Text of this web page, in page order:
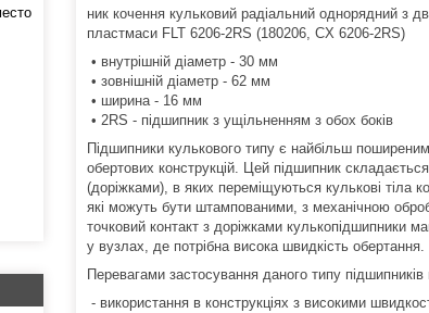
ник кочення кульковий радіальний однорядний з
пластмаси FLT 6206-2RS (180206, CX 6206-2RS)
• внутрішній діаметр - 30 мм
• зовнішній діаметр - 62 мм
• ширина - 16 мм
• 2RS - підшипник з ущільненням з обох боків
Підшипники кулькового типу є найбільш
обертових конструкцій. Цей підшипник
(доріжками), в яких переміщуються кулькові тіла
які можуть бути штампованими, з механічною
точковий контакт з доріжками кулькопідшипники
у вузлах, де потрібна висока швидкість обертання.
Перевагами застосування даного типу
- використання в конструкціях з високими